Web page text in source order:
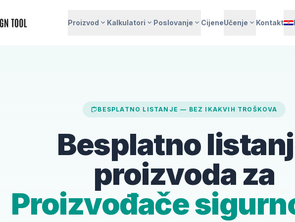
Proizvod expand_more Kalkulatori expand_more Poslovanje expand_more CijeneUčenje expand_more Kontakt
inventoryBESPLATNO LISTANJE — BEZ IKAKVIH TROŠKOVA
Besplatno
proizvoda za
Proizvođače